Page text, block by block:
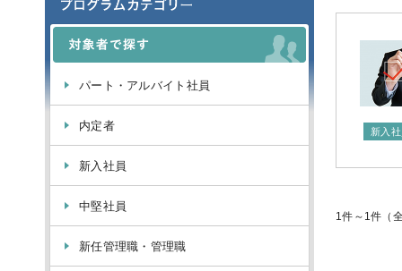
パート・アルバイト社員
内定者
新入社員
中堅社員
新任管理職・管理職
新入
1件～1件（